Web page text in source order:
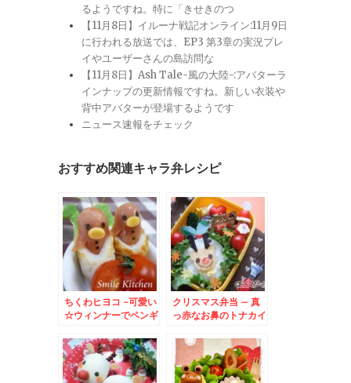
るようですね。特に「きせきのつ
【11月8日】イルーナ戦記オンライン:11月9日
に行われる放送では、EP3 第3章の実況プレ
イやユーザーさんの島訪問な
【11月8日】Ash Tale-風の大陸-:アバターラ
インナップの更新情報ですね。新しい衣装や
背中アバターが登場するようです
ニュース速報をチェック
おすすめ関連キャラ弁レシピ
ちくわヒヨコ -可愛い
☆ウィンナーでペンギ
クリスマス弁当 – 真
っ赤なお鼻のトナカイ
タクロース♪